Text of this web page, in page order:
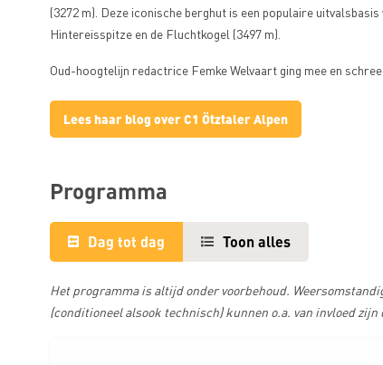
(3272 m). Deze iconische berghut is een populaire
Hintereisspitze en de Fluchtkogel (3497 m).
Oud-hoogtelijn redactrice Femke Welvaart ging mee en
Lees haar blog over C1 Ötztaler Alpen
Programma
Dag tot dag Toon alles
Het programma is altijd onder voorbehoud.
(conditioneel alsook technisch) kunnen o.a. van invloed